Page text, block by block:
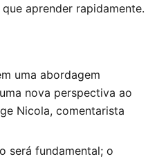
aprender rapidamente.
uma abordagem
nova perspectiva ao
Nicola, comentarista
será fundamental; o